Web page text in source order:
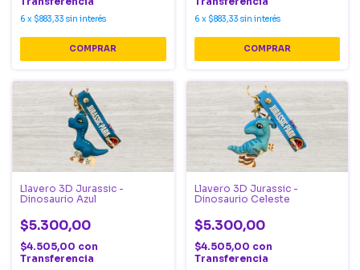
6 x $883,33 sin interés 6 x $883,33 sin interés
Llavero 3D Jurassic -
Dinosaurio Azul
$5.300,00
$4.505,00 con
Transferencia
Llavero 3D Jurassic -
Dinosaurio Celeste
$5.300,00
$4.505,00 con
Transferencia